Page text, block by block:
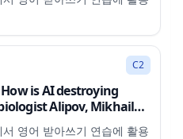
55:55
C2
is AI destroying
Alipov, Mikhail
영어 받아쓰기 연습에 활용